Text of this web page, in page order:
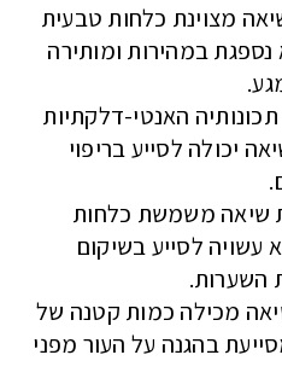
מצוינת כלחות טבעית
נספגת במהירות ומותירה
האנטי-דלקתיות
יכולה לסייע בריפוי
שיאה משמשת כלחות
עשויה לסייע בשיקום
השערות.
מכילה כמות קטנה של
בהגנה על העור מפני